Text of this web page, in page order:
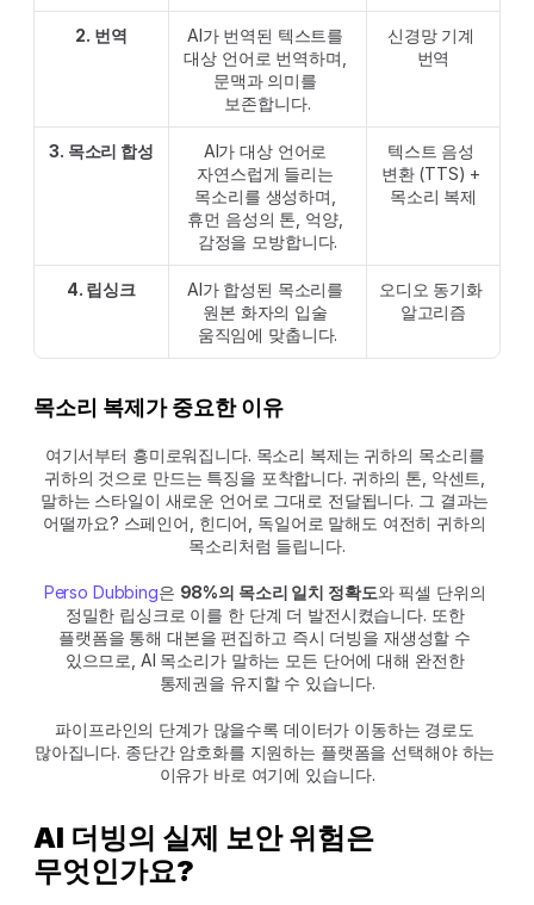
2. 번역
AI가 번역된 텍스트를
대상 언어로 번역하며,
문맥과 의미를
보존합니다.
신경망 기계
번역
3. 목소리 합성
AI가 대상 언어로
자연스럽게 들리는
목소리를 생성하며,
휴먼 음성의 톤, 억양,
감정을 모방합니다.
텍스트 음성
변환 (TTS) +
목소리 복제
4. 립싱크
AI가 합성된 목소리를
원본 화자의 입술
움직임에 맞춥니다.
오디오 동기화
알고리즘
목소리 복제가 중요한 이유
여기서부터 흥미로워집니다. 목소리 복제는 귀하의 목소리를
귀하의 것으로 만드는 특징을 포착합니다. 귀하의 톤, 악센트,
말하는 스타일이 새로운 언어로 그대로 전달됩니다. 그 결과는
어떨까요? 스페인어, 힌디어, 독일어로 말해도 여전히 귀하의
목소리처럼 들립니다.
Perso Dubbing은 98%의 목소리 일치 정확도와 픽셀 단위의
정밀한 립싱크로 이를 한 단계 더 발전시켰습니다. 또한
플랫폼을 통해 대본을 편집하고 즉시 더빙을 재생성할 수
있으므로, AI 목소리가 말하는 모든 단어에 대해 완전한
통제권을 유지할 수 있습니다.
파이프라인의 단계가 많을수록 데이터가 이동하는 경로도
많아집니다. 종단간 암호화를 지원하는 플랫폼을 선택해야 하는
이유가 바로 여기에 있습니다.
AI 더빙의 실제 보안 위험은
무엇인가요?